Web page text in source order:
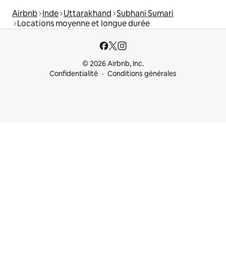
Airbnb Inde Uttarakhand Subhani Sumari
Locations moyenne et longue durée
© 2026 Airbnb, Inc.
Confidentialité
Conditions générales